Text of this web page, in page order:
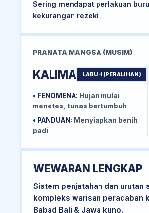
Sering mendapat perlakuan
kekurangan rezeki
PRANATA MANGSA (MUSIM)
KALIMA LABUH (PERALIHAN)
• FENOMENA: Hujan mulai
menetes, tunas bertumbuh
• PANDUAN: Menyiapkan benih
padi
WEWARAN LENGKAP
Sistem penjatahan dan urutan
kompleks warisan peradaban
Babad Bali & Jawa kuno.